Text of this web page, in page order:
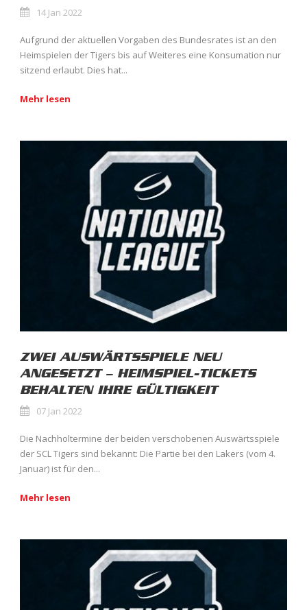
14 Jan 2022
Aufgrund der aktuellen Vorgaben des Bundesrates ist an den
Heimspielen der Tigers bis auf Weiteres eine Konsumation nur
sitzend erlaubt. Dies hat...
Mehr lesen
ZWEI AUSWÄRTSSPIELE NEU
ANGESETZT – HEIMSPIEL-TICKETS
BEHALTEN IHRE GÜLTIGKEIT
07 Jan 2022
Die Nachholtermine der beiden verschobenen Auswärtsspiele
der SCL Tigers sind bekannt: Die Partie bei den Lakers (vom 4.
Januar) ist für den...
Mehr lesen